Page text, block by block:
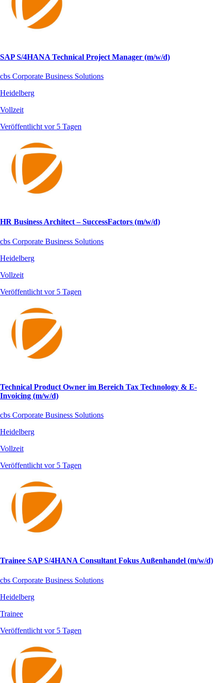
SAP S/4HANA Technical Project Manager (m/w/d)
cbs Corporate Business Solutions
Heidelberg
Vollzeit
Veröffentlicht vor 5 Tagen
HR Business Architect – SuccessFactors (m/w/d)
cbs Corporate Business Solutions
Heidelberg
Vollzeit
Veröffentlicht vor 5 Tagen
Technical Product Owner im Bereich Tax Technology & E-
Invoicing (m/w/d)
cbs Corporate Business Solutions
Heidelberg
Vollzeit
Veröffentlicht vor 5 Tagen
Trainee SAP S/4HANA Consultant Fokus Außenhandel (m/w/d)
cbs Corporate Business Solutions
Heidelberg
Trainee
Veröffentlicht vor 5 Tagen